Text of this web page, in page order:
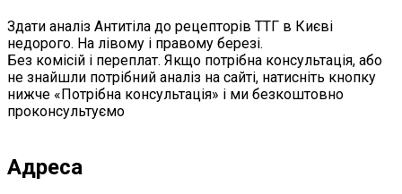
Здати аналіз Антитіла до рецепторів ТТГ в Києві
недорого. На лівому і правому березі.
Без комісій і переплат. Якщо потрібна консультація, або
не знайшли потрібний аналіз на сайті, натисніть кнопку
нижче «Потрібна консультація» і ми безкоштовно
проконсультуємо
Адреса